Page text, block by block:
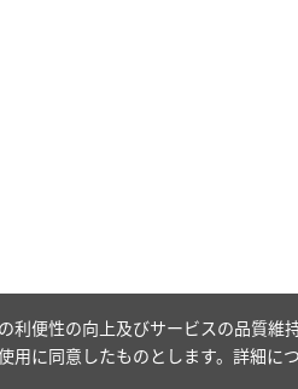
利便性の向上及びサービスの品質
用に同意したものとします。詳細